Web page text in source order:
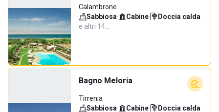
Calambrone
Sabbiosa· Cabine· Doccia calda·
e altri 14…
Bagno Meloria
Tirrenia
Sabbiosa· Cabine· Doccia calda·